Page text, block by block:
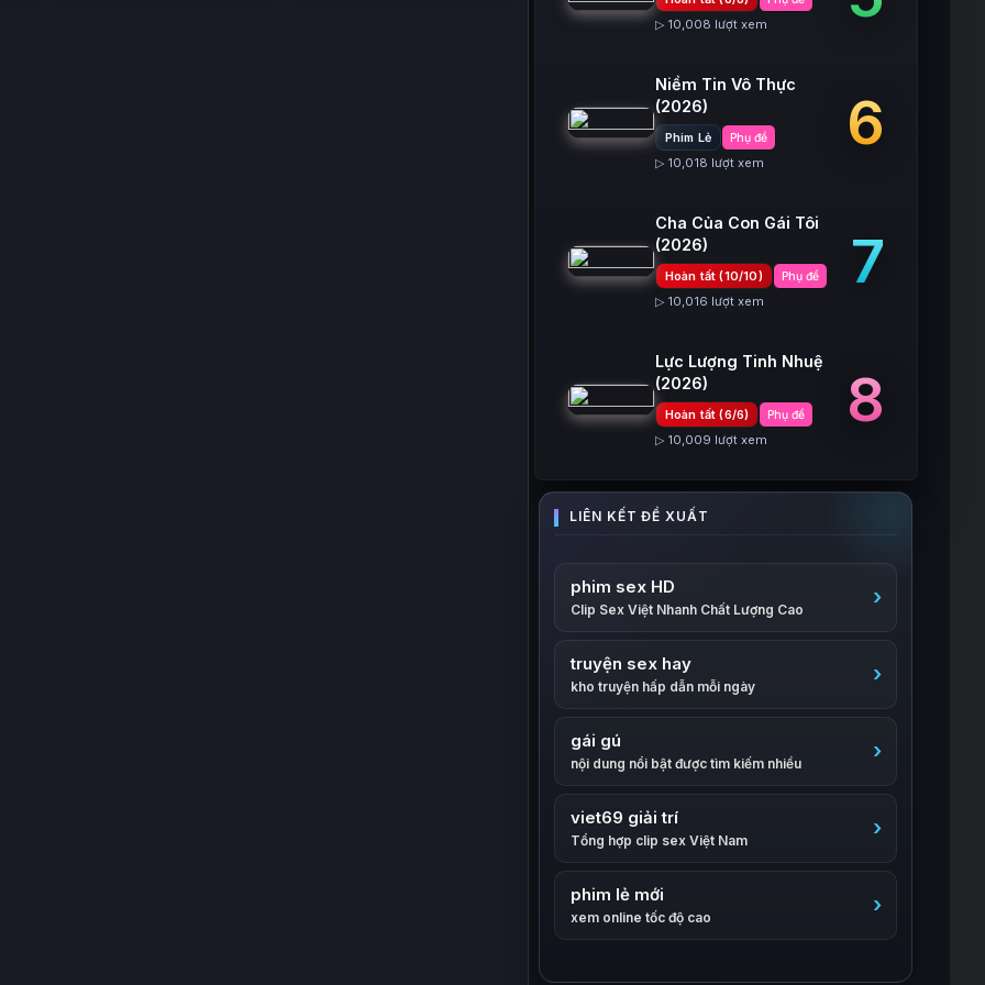
▷ 10,008 lượt xem
Niềm Tin Vô Thực
(2026)
Phim Lẻ Phụ đề
▷ 10,018 lượt xem
6
Cha Của Con Gái Tôi
(2026)
Hoàn tất (10/10) Phụ đề
▷ 10,016 lượt xem
7
Lực Lượng Tinh Nhuệ
(2026)
Hoàn tất (6/6) Phụ đề
▷ 10,009 lượt xem
8
phim sex HD
Clip Sex Việt Nhanh Chất Lượng Cao
truyện sex hay
kho truyện hấp dẫn mỗi ngày
gái gú
nội dung nổi bật được tìm kiếm nhiều
viet69 giải trí
Tổng hợp clip sex Việt Nam
phim lẻ mới
xem online tốc độ cao